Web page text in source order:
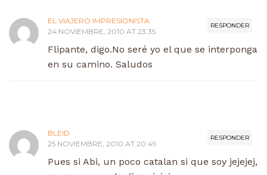
RESPONDER
EL VIAJERO IMPRESIONISTA
24 NOVIEMBRE, 2010 AT 23:35
Flipante, digo.No seré yo el que se interponga
en su camino. Saludos
RESPONDER
BLEID
25 NOVIEMBRE, 2010 AT 20:49
Pues si Abi, un poco catalan si que soy jejejej,